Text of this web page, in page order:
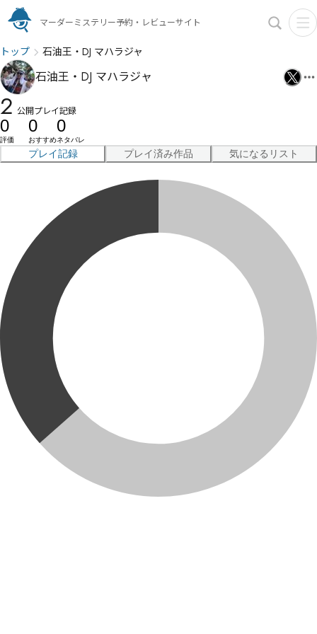
マーダーミステリー予約・レビューサイト
トップ 石油王・DJ マハラジャ
石油王・DJ マハラジャ
2 公開プレイ記録
0
評価
0
おすすめ
0
ネタバレ
プレイ記録 プレイ済み作品 気になるリスト